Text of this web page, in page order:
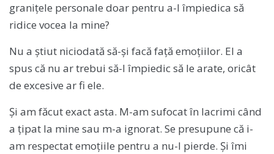
granițele personale doar pentru a-l împiedica să
ridice vocea la mine?
Nu a știut niciodată să-și facă față emoțiilor. El a
spus că nu ar trebui să-l împiedic să le arate, oricât
de excesive ar fi ele.
Și am făcut exact asta. M-am sufocat în lacrimi când
a țipat la mine sau m-a ignorat. Se presupune că i-
am respectat emoțiile pentru a nu-l pierde. Și îmi